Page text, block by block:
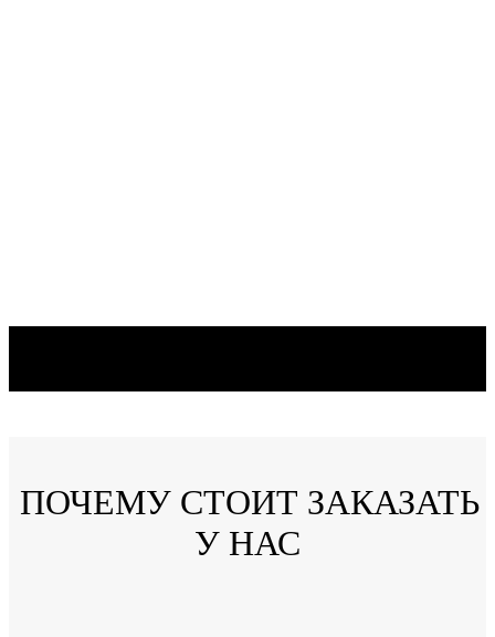
ПОЧЕМУ СТОИТ ЗАКАЗАТЬ
У НАС